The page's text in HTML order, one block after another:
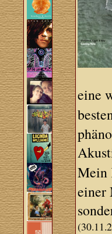
eine
einer